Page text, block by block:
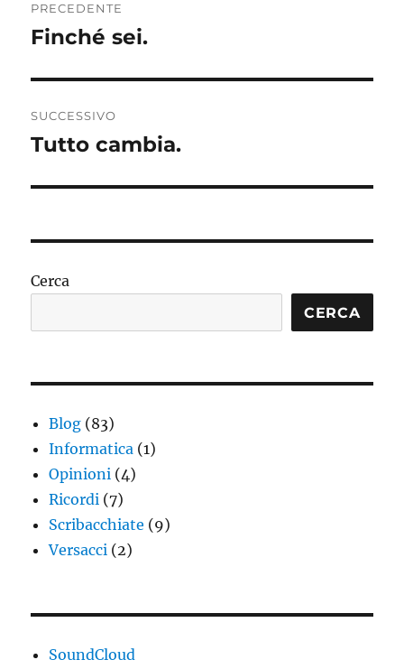
articoli
PRECEDENTE
Articolo
Finché sei.
SUCCESSIVO
Articolo
Tutto cambia.
Cerca
CERCA
Blog (83)
Informatica (1)
Opinioni (4)
Ricordi (7)
Scribacchiate (9)
Versacci (2)
SoundCloud